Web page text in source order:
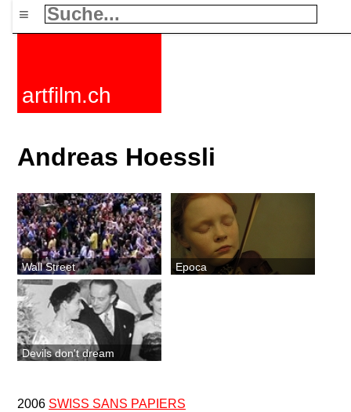
≡
artfilm.ch
Andreas Hoessli
Wall Street Epoca
Devils don't dream
2006 SWISS SANS PAPIERS